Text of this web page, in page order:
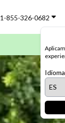
1-855-326-0682
Idioma